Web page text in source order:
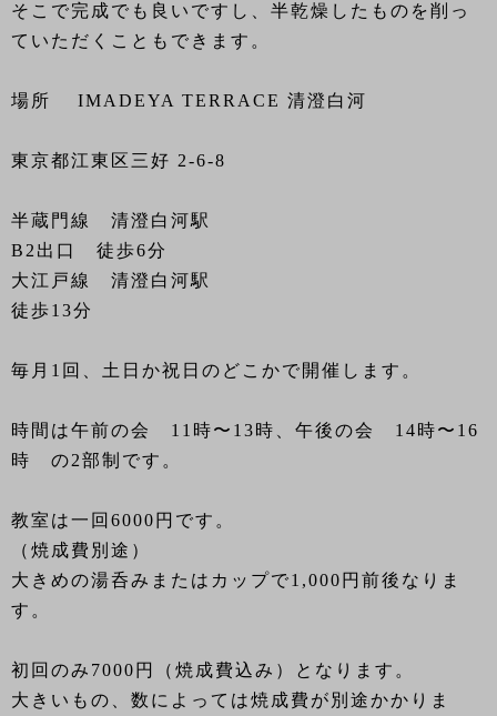
そこで完成でも良いですし、半乾燥したものを削っ
ていただくこともできます。
場所 IMADEYA TERRACE 清澄白河
東京都江東区三好 2-6-8
半蔵門線 清澄白河駅
B2出口 徒歩6分
大江戸線 清澄白河駅
徒歩13分
毎月1回、土日か祝日のどこかで開催します。
時間は午前の会 11時〜13時、午後の会 14時〜16
時 の2部制です。
教室は一回6000円です。
（焼成費別途）
大きめの湯呑みまたはカップで1,000円前後なりま
す。
初回のみ7000円（焼成費込み）となります。
大きいもの、数によっては焼成費が別途かかりま